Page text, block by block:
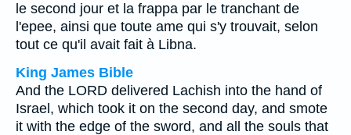
le second jour et la frappa par le tranchant de
l'epee, ainsi que toute ame qui s'y trouvait, selon
tout ce qu'il avait fait à Libna.
King James Bible
And the LORD delivered Lachish into the hand of
Israel, which took it on the second day, and smote
it with the edge of the sword, and all the souls that